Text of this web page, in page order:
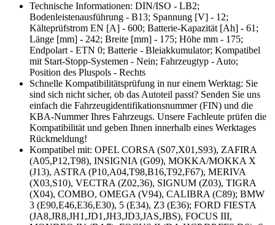
Technische Informationen: DIN/ISO - LB2;
Bodenleistenausführung - B13; Spannung [V] - 12;
Kälteprüfstrom EN [A] - 600; Batterie-Kapazität [Ah] - 61;
Länge [mm] - 242; Breite [mm] - 175; Höhe mm - 175;
Endpolart - ETN 0; Batterie - Bleiakkumulator; Kompatibel
mit Start-Stopp-Systemen - Nein; Fahrzeugtyp - Auto;
Position des Pluspols - Rechts
Schnelle Kompatibilitätsprüfung in nur einem Werktag: Sie
sind sich nicht sicher, ob das Autoteil passt? Senden Sie uns
einfach die Fahrzeugidentifikationsnummer (FIN) und die
KBA-Nummer Ihres Fahrzeugs. Unsere Fachleute prüfen die
Kompatibilität und geben Ihnen innerhalb eines Werktages
Rückmeldung!
Kompatibel mit: OPEL CORSA (S07,X01,S93), ZAFIRA
(A05,P12,T98), INSIGNIA (G09), MOKKA/MOKKA X
(J13), ASTRA (P10,A04,T98,B16,T92,F67), MERIVA
(X03,S10), VECTRA (Z02,36), SIGNUM (Z03), TIGRA
(X04), COMBO, OMEGA (V94), CALIBRA (C89); BMW
3 (E90,E46,E36,E30), 5 (E34), Z3 (E36); FORD FIESTA
(JA8,JR8,JH1,JD1,JH3,JD3,JAS,JBS), FOCUS III,